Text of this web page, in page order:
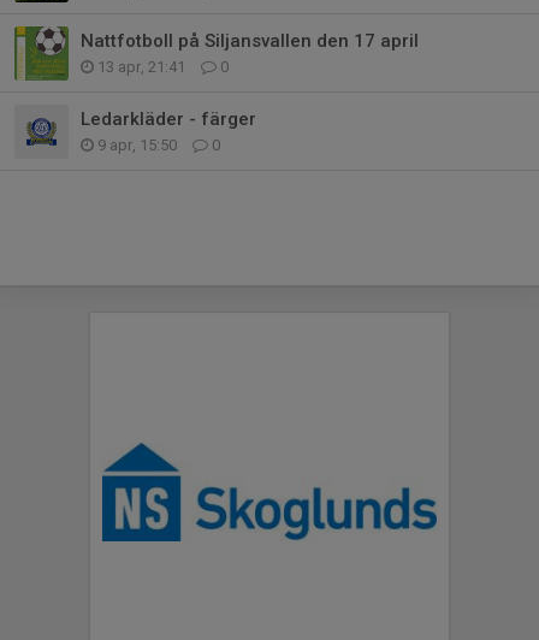
Nattfotboll på Siljansvallen den 17 april
13 apr, 21:41 0
Ledarkläder - färger
9 apr, 15:50 0